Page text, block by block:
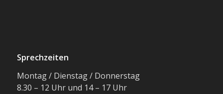
Sprechzeiten
Montag / Dienstag / Donnerstag
8.30 – 12 Uhr und 14 – 17 Uhr